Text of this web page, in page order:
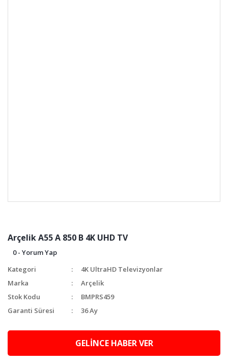
Arçelik A55 A 850 B 4K UHD TV
0 - Yorum Yap
Kategori
4K UltraHD Televizyonlar
Marka
Arçelik
Stok Kodu
BMPRS459
Garanti Süresi
36 Ay
GELİNCE HABER VER